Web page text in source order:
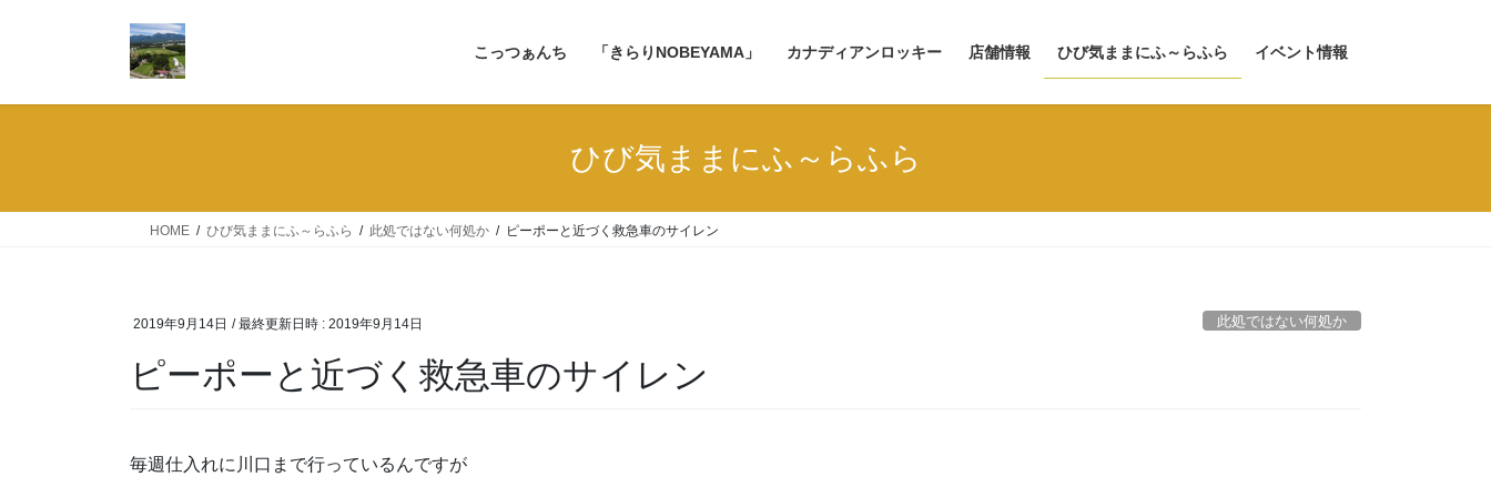
こっつぁんち 「きらりNOBEYAMA」 カナディアンロッキー 店舗情報 ひび気ままにふ～らふら イベント情報
ひび気ままにふ～らふら
HOME ひび気ままにふ～らふら 此処ではない何処か ピーポーと近づく救急車のサイレン
2019年9月14日 / 最終更新日時 : 2019年9月14日 此処ではない何処か
ピーポーと近づく救急車のサイレン
毎週仕入れに川口まで行っているんですが